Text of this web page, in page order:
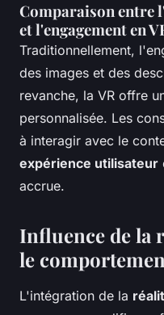
Comparaison entre
et l'engagement en
Traditionnellement,
des images et des
revanche, la VR offre
personnalisée. Les
à interagir avec le
expérience utilisateur
accrue.
Influence de la
le
L'intégration de la